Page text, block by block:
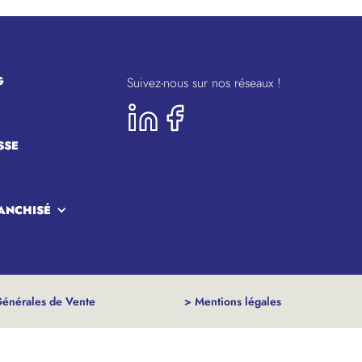
Suivez-nous sur nos réseaux !
de Vente > Mentions légales